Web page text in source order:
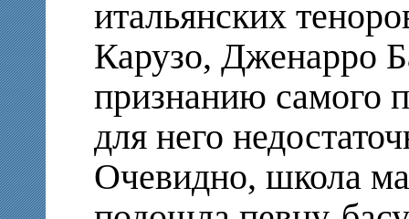
итальянских
Карузо, Дженарро
признанию самого
для него
Очевидно, школа